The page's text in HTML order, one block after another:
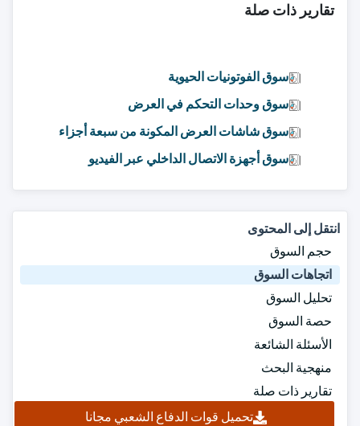
تقارير ذات صلة
سوق الفوتونيات الحيوية
سوق وحدات التحكم في العرض
سوق شاشات العرض المكونة من سبعة أجزاء
سوق أجهزة الاتصال الداخلي عبر الفيديو
انتقل إلى المحتوى
حجم السوق
اتجاهات السوق
تحليل السوق
حصة السوق
الأسئلة الشائعة
منهجية البحث
تقارير ذات صلة
تحميل قوات الدفاع الشعبي مجانا